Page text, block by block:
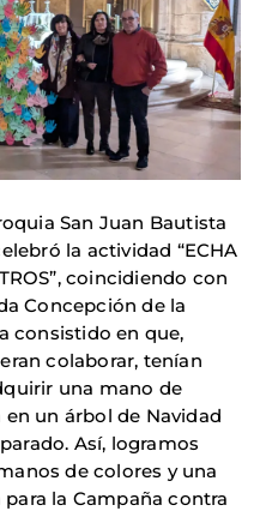
San Juan Bautista
la actividad “ECHA
coincidiendo con
Concepción de la
consistido en que,
colaborar, tenían
una mano de
en un árbol de Navidad
Así, logramos
de colores y una
la Campaña contra